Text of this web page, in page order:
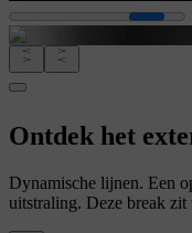
Ontdek het
Dynamische lijnen. Een
uitstraling. Deze break zit